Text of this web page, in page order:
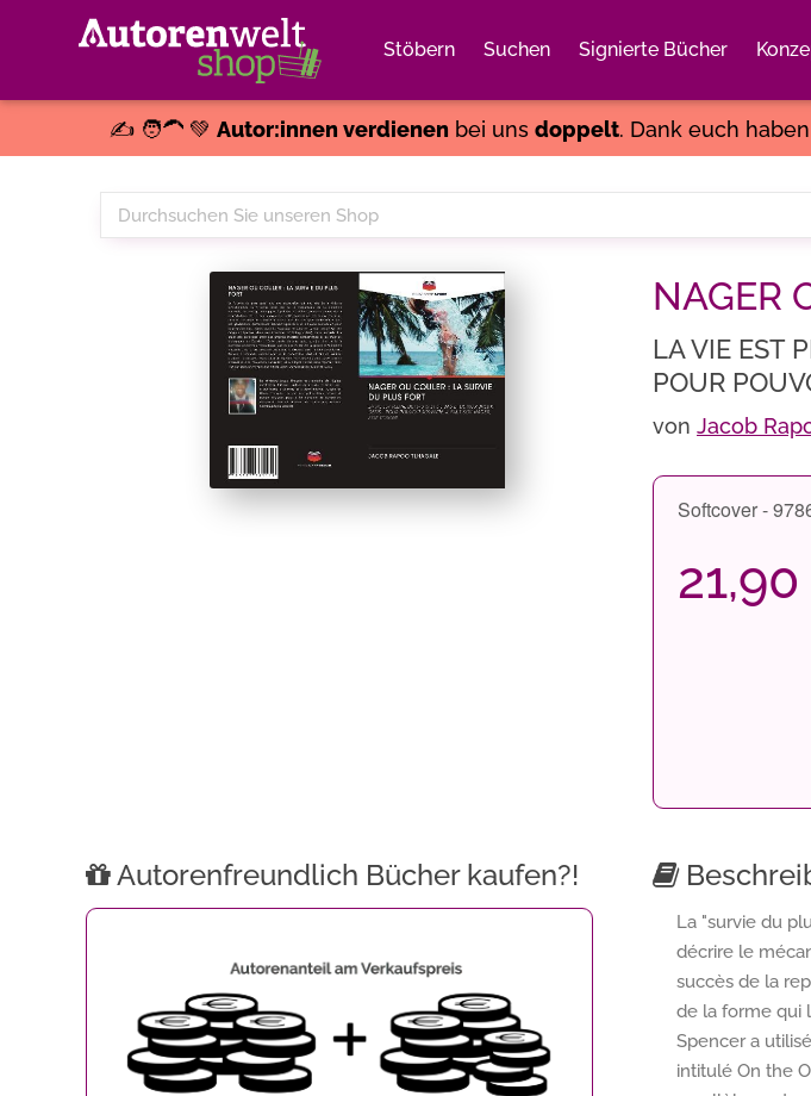
Stöbern Suchen Signierte Bücher
✍️ 🧑‍🦱 💚 Autor:innen verdienenbei uns doppelt. Dank euch
Durchsuchen
Sie
NAGER
LA VIE EST
POUR
von Jacob
Softcover -
Autorenfreundlich Bücher kaufen?!
La "survie du
décrire le
succès de la
de la forme qui
Spencer a
intitulé On the